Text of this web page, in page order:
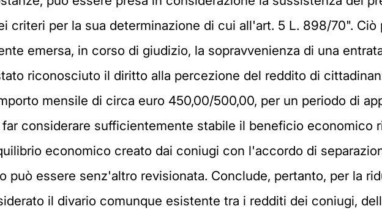
criteri per la sua determinazione di cui all'art. 5 L. 898/70". Ciò
emersa, in corso di giudizio, la sopravvenienza di una
riconosciuto il diritto alla percezione del reddito di
mensile di circa euro 450,00/500,00, per un periodo di
considerare sufficientemente stabile il beneficio economico
economico creato dai coniugi con l'accordo di
può essere senz'altro revisionata. Conclude, pertanto, per la
il divario comunque esistente tra i redditi dei coniugi,